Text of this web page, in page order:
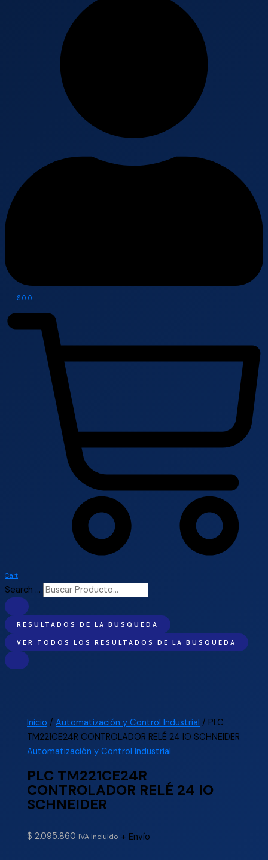
$ 0 0
Cart
Search ...
RESULTADOS DE LA BUSQUEDA
VER TODOS LOS RESULTADOS DE LA BUSQUEDA
Inicio /Automatización y Control Industrial / PLC
TM221CE24R CONTROLADOR RELÉ 24 IO SCHNEIDER
Automatización y Control Industrial
PLC TM221CE24R
CONTROLADOR RELÉ 24 IO
SCHNEIDER
$ 2.095.860 IVA Incluido + Envío